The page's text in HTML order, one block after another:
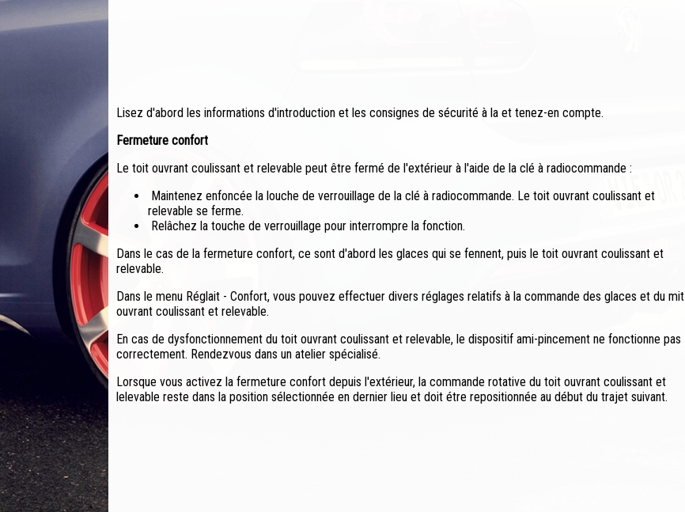
Lisez d'abord les informations d'introduction et les consignes de sécurité à la et tenez-en compte.
Fermeture confort
Le toit ouvrant coulissant et relevable peut être fermé de l'extérieur à l'aide de la clé à radiocommande :
Maintenez enfoncée la louche de verrouillage de la clé à radiocommande. Le toit ouvrant coulissant et
relevable se ferme.
Relâchez la touche de verrouillage pour interrompre la fonction.
Dans le cas de la fermeture confort, ce sont d'abord les glaces qui se fennent, puis le toit ouvrant coulissant et
relevable.
Dans le menu Réglait - Confort, vous pouvez effectuer divers réglages relatifs à la commande des glaces et du mit
ouvrant coulissant et relevable.
En cas de dysfonctionnement du toit ouvrant coulissant et relevable, le dispositif ami-pincement ne fonctionne pas
correctement. Rendezvous dans un atelier spécialisé.
Lorsque vous activez la fermeture confort depuis l'extérieur, la commande rotative du toit ouvrant coulissant et
lelevable reste dans la position sélectionnée en dernier lieu et doit étre repositionnée au début du trajet suivant.